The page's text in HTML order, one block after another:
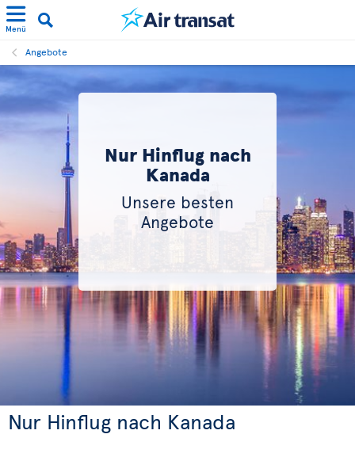
Menü
Angebote
Nur Hinflug nach
Kanada
Unsere besten
Angebote
Nur Hinflug nach Kanada